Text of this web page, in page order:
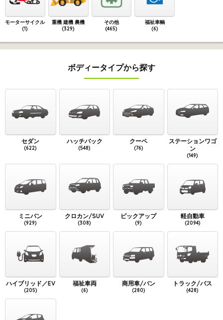
モーターサイクル
(1)
重機 建機 農機
(329)
その他
(465)
福祉車輌
(6)
ボディータイプから探す
セダン
(622)
ハッチバック
(548)
クーペ
(76)
ステーションワゴ
ン
(149)
ミニバン
(929)
クロカン/SUV
(308)
ピックアップ
(9)
軽自動車
(2094)
ハイブリッド／EV
(205)
福祉車両
(6)
商用車/バン
(280)
トラック/バス
(428)